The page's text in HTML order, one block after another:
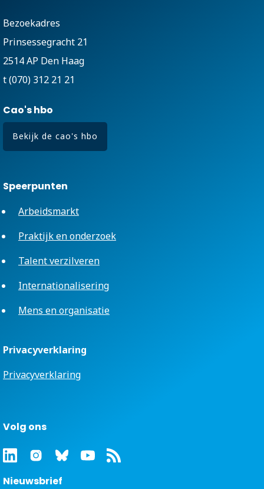
Bezoekadres
Prinsessegracht 21
2514 AP Den Haag
t (070) 312 21 21
Cao's hbo
Bekijk de cao's hbo
Speerpunten
Arbeidsmarkt
Praktijk en onderzoek
Talent verzilveren
Internationalisering
Mens en organisatie
Privacyverklaring
Privacyverklaring
Volg ons
Nieuwsbrief